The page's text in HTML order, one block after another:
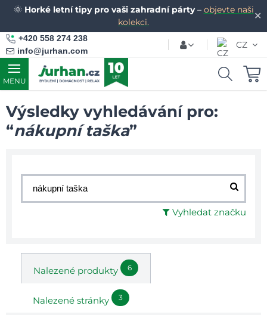
✕
🌞 Horké letní tipy pro vaši zahradní párty– objevte naši
kolekci.
+420 558 274 238
info@jurhan.com
CZ
MENU
Výsledky vyhledávání pro:
“nákupní taška”
Vyhledat značku
Nalezené produkty 6
Nalezené stránky 3